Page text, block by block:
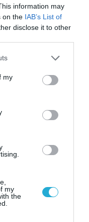
information may
on the IAB’s List of
disclose it to other
or more Google
You may click to
third-party tags to
in below Google
my
my
the
τον
– Ο λόγος της